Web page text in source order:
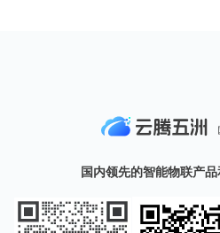
国内领先的智能物联产